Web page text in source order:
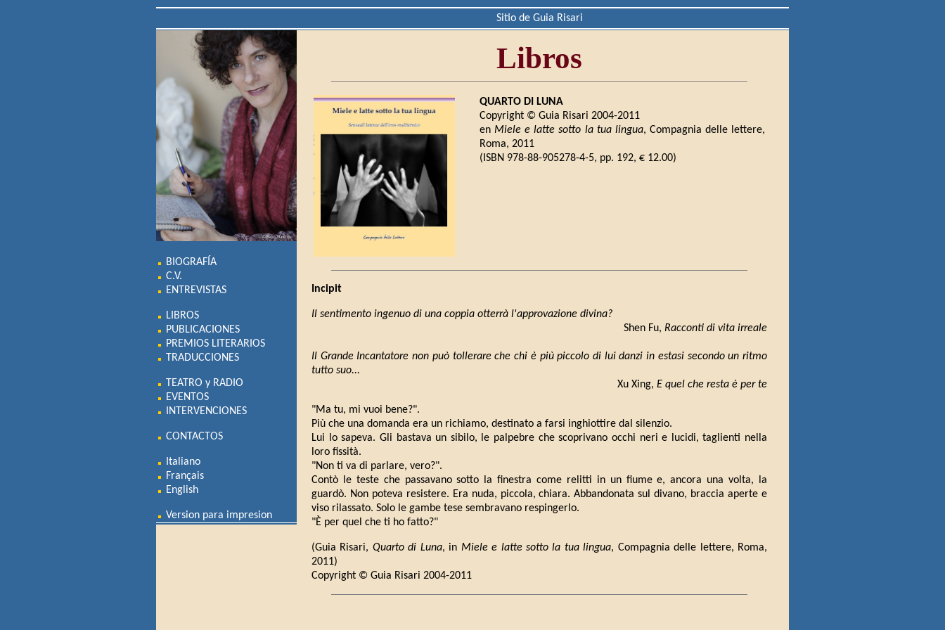
Sitio de Guia Risari
BIOGRAFÍA
C.V.
ENTREVISTAS
LIBROS
PUBLICACIONES
PREMIOS LITERARIOS
TRADUCCIONES
TEATRO y RADIO
EVENTOS
INTERVENCIONES
CONTACTOS
Italiano
Français
English
Version para impresion
Libros
QUARTO DI LUNA
Copyright © Guia Risari 2004-2011
enMiele e latte sotto la tua lingua, Compagnia delle lettere,
Roma, 2011
(ISBN 978-88-905278-4-5, pp. 192, € 12.00)
Incipit
Il sentimento ingenuo di una coppia otterrà l'approvazione divina?
Shen Fu, Racconti di vita irreale
Il Grande Incantatore non può tollerare che chi è più piccolo di lui danzi in estasi secondo un ritmo
tutto suo...
Xu Xing, E quel che resta è per te
"Ma tu, mi vuoi bene?".
Più che una domanda era un richiamo, destinato a farsi inghiottire dal silenzio.
Lui lo sapeva. Gli bastava un sibilo, le palpebre che scoprivano occhi neri e lucidi, taglienti nella
loro fissità.
"Non ti va di parlare, vero?".
Contò le teste che passavano sotto la finestra come relitti in un fiume e, ancora una volta, la
guardò. Non poteva resistere. Era nuda, piccola, chiara. Abbandonata sul divano, braccia aperte e
viso rilassato. Solo le gambe tese sembravano respingerlo.
"È per quel che ti ho fatto?"
(Guia Risari, Quarto di Luna, in Miele e latte sotto la tua lingua, Compagnia delle lettere, Roma,
2011)
Copyright © Guia Risari 2004-2011